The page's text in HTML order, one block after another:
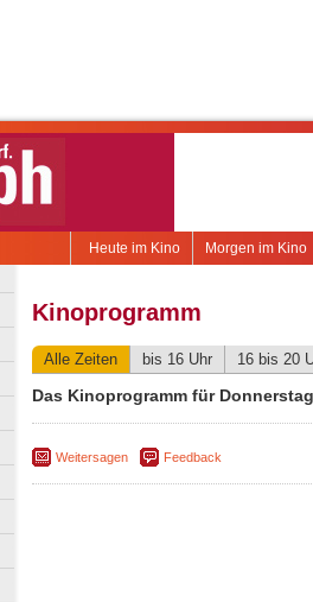
Morgen im Kino
Heute im Kino
Kinoprogramm
Alle Zeiten bis 16 Uhr 16 bis 20
Das Kinoprogramm für
Weitersagen Feedback